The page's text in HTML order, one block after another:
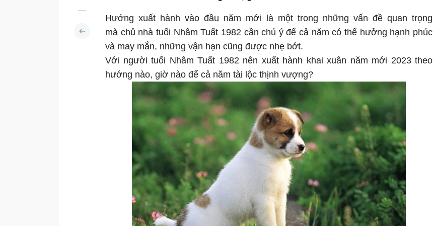
Hướng xuất hành vào đầu năm mới là một trong những vấn đề quan trọng
mà chủ nhà tuổi Nhâm Tuất 1982 cần chú ý để cả năm có thể hưởng hạnh phúc
và may mắn, những vận hạn cũng được nhẹ bớt.
Với người tuổi Nhâm Tuất 1982 nên xuất hành khai xuân năm mới 2023 theo
hướng nào, giờ nào để cả năm tài lộc thịnh vượng?